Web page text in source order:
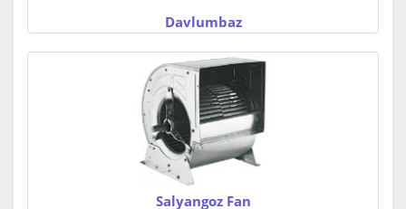
Davlumbaz
Salyangoz Fan